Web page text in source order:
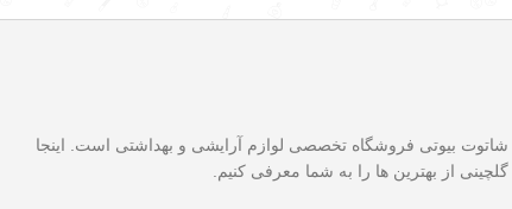
شاتوت بیوتی فروشگاه تخصصی لوازم آرایشی و بهداشتی است. اینجا
گلچینی از بهترین ها را به شما معرفی کنیم.